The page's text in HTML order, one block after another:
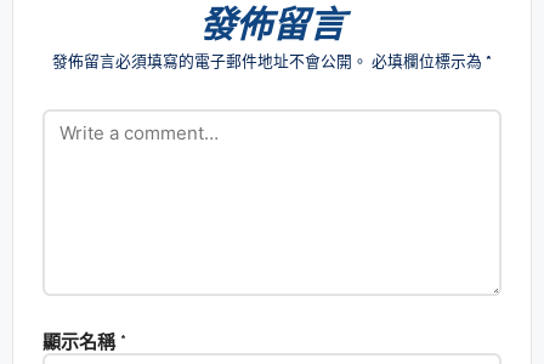
發佈留言
發佈留言必須填寫的電子郵件地址不會公開。 必填欄位標示為 *
顯示名稱 *